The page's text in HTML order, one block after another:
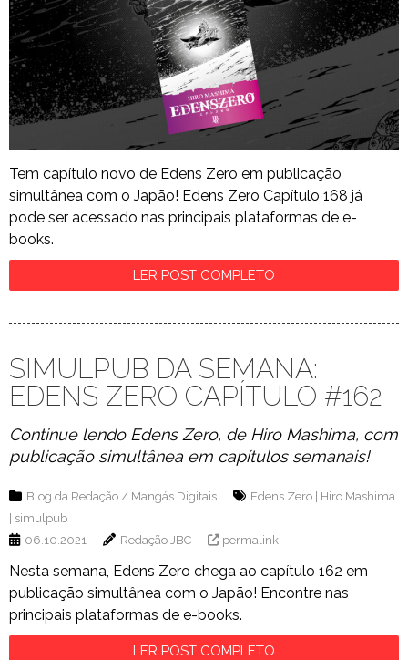
Tem capítulo novo de Edens Zero em publicação
simultânea com o Japão! Edens Zero Capítulo 168 já
pode ser acessado nas principais plataformas de e-
books.
LER POST COMPLETO
SIMULPUB DA SEMANA:
EDENS ZERO CAPÍTULO #162
Continue lendo Edens Zero, de Hiro Mashima, com
publicação simultânea em capítulos semanais!
Blog da Redação / Mangás Digitais Edens Zero
Hiro Mashima
simulpub
06.10.2021
Redação JBC permalink
Nesta semana, Edens Zero chega ao capítulo 162 em
publicação simultânea com o Japão! Encontre nas
principais plataformas de e-books.
LER POST COMPLETO